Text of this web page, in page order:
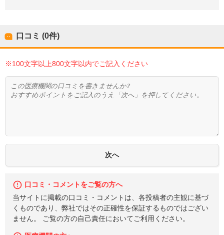
口コミ (0件)
※100文字以上800文字以内でご記入ください
口コミ・コメントをご覧の方へ
当サイトに掲載の口コミ・コメントは、各投稿者の主観に基づ
くものであり、弊社ではその正確性を保証するものではござい
ません。 ご覧の方の自己責任においてご利用ください。